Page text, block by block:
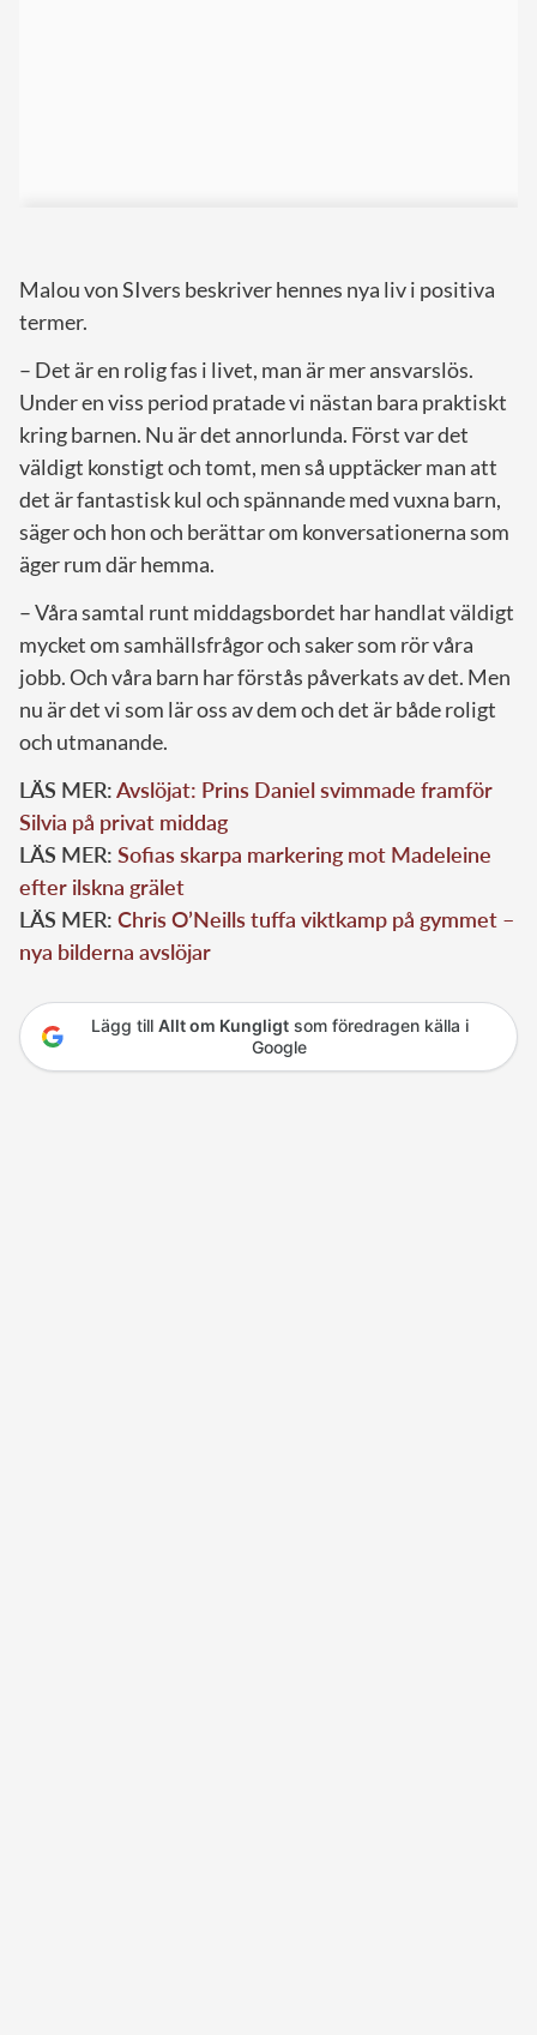
Malou von SIvers beskriver hennes nya liv i positiva
termer.
– Det är en rolig fas i livet, man är mer ansvarslös.
Under en viss period pratade vi nästan bara praktiskt
kring barnen. Nu är det annorlunda. Först var det
väldigt konstigt och tomt, men så upptäcker man att
det är fantastisk kul och spännande med vuxna barn,
säger och hon och berättar om konversationerna som
äger rum där hemma.
– Våra samtal runt middagsbordet har handlat väldigt
mycket om samhällsfrågor och saker som rör våra
jobb. Och våra barn har förstås påverkats av det. Men
nu är det vi som lär oss av dem och det är både roligt
och utmanande.
LÄS MER:Avslöjat: Prins Daniel svimmade framför
Silvia på privat middag
LÄS MER: Sofias skarpa markering mot Madeleine
efter ilskna grälet
LÄS MER: Chris O’Neills tuffa viktkamp på gymmet –
nya bilderna avslöjar
Lägg till Allt om Kungligtsom föredragen källa i
Google